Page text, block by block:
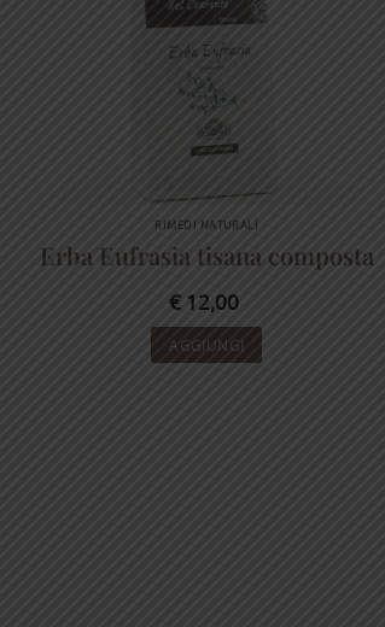
RIMEDI NATURALI
Erba Eufrasia tisana composta
€ 12,00
AGGIUNGI